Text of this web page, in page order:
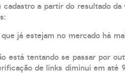
cadastro a partir do resultado
já estejam no mercado há
está tentando se passar por
de links diminui em até